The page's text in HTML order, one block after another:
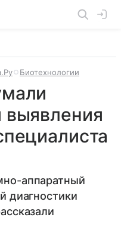
Биотехнологии
выявления
аппаратный
диагностики